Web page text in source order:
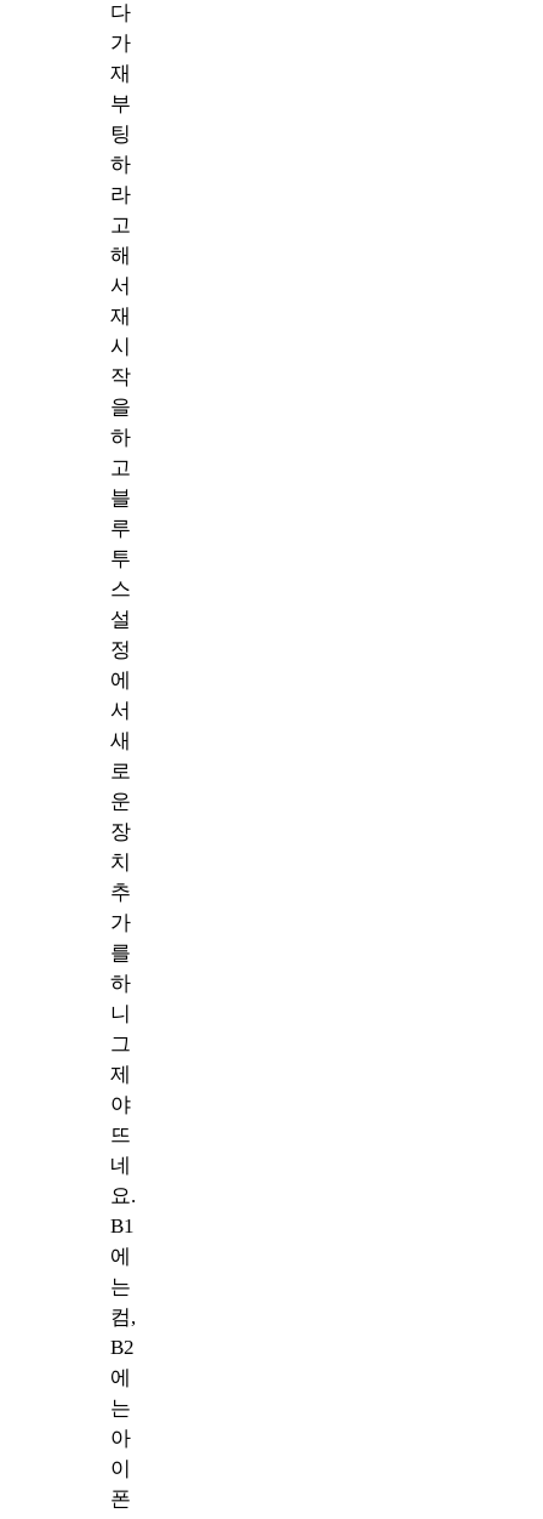
다
가
재
부
팅
하
라
고
해
서
재
시
작
을
하
고
블
루
투
스
설
정
에
서
새
로
운
장
치
추
가
를
하
니
그
제
야
뜨
네
요.
B1
에
는
컴,
B2
에
는
아
이
폰